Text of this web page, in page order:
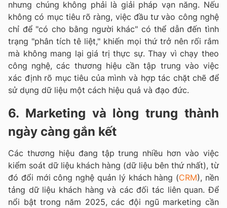
nhưng chúng không phải là giải pháp vạn năng. Nếu
không có mục tiêu rõ ràng, việc đầu tư vào công nghệ
chỉ để "có cho bằng người khác" có thể dẫn đến tình
trạng "phân tích tê liệt," khiến mọi thứ trở nên rối rắm
mà không mang lại giá trị thực sự. Thay vì chạy theo
công nghệ, các thương hiệu cần tập trung vào việc
xác định rõ mục tiêu của mình và hợp tác chặt chẽ để
sử dụng dữ liệu một cách hiệu quả và đạo đức.
6. Marketing và lòng trung thành
ngày càng gắn kết
Các thương hiệu đang tập trung nhiều hơn vào việc
kiểm soát dữ liệu khách hàng (dữ liệu bên thứ nhất), từ
đó đổi mới công nghệ quản lý khách hàng (CRM), nền
tảng dữ liệu khách hàng và các đối tác liên quan. Để
nổi bật trong năm 2025, các đội ngũ marketing cần